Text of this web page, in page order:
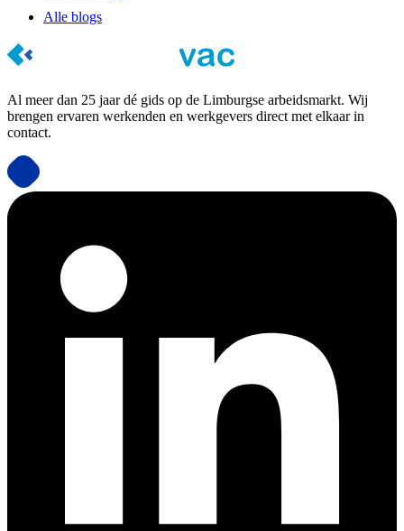
Alle blogs
Al meer dan 25 jaar dé gids op de Limburgse arbeidsmarkt. Wij
brengen ervaren werkenden en werkgevers direct met elkaar in
contact.